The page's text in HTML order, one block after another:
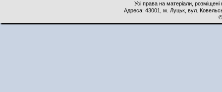
Усі права на матеріали,
Адреса: 43001, м. Луцьк, вул.